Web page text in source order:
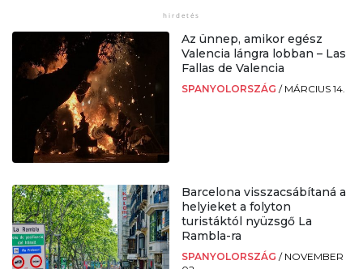
Az ünnep, amikor egész
Valencia lángra lobban – Las
Fallas de Valencia
SPANYOLORSZÁG / MÁRCIUS 14.
Barcelona visszacsábítaná a
helyieket a folyton
turistáktól nyüzsgő La
Rambla-ra
SPANYOLORSZÁG / NOVEMBER